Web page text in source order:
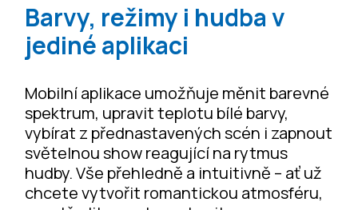
Barvy, režimy i hudba v
jediné aplikaci
Mobilní aplikace umožňuje měnit barevné
spektrum, upravit teplotu bílé barvy,
vybírat z přednastavených scén i zapnout
světelnou show reagující na rytmus
hudby. Vše přehledně a intuitivně – ať už
chcete vytvořit romantickou atmosféru,